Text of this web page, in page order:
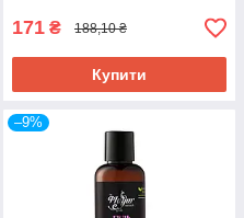
171 ₴ 188,10 ₴
Купити
–9%